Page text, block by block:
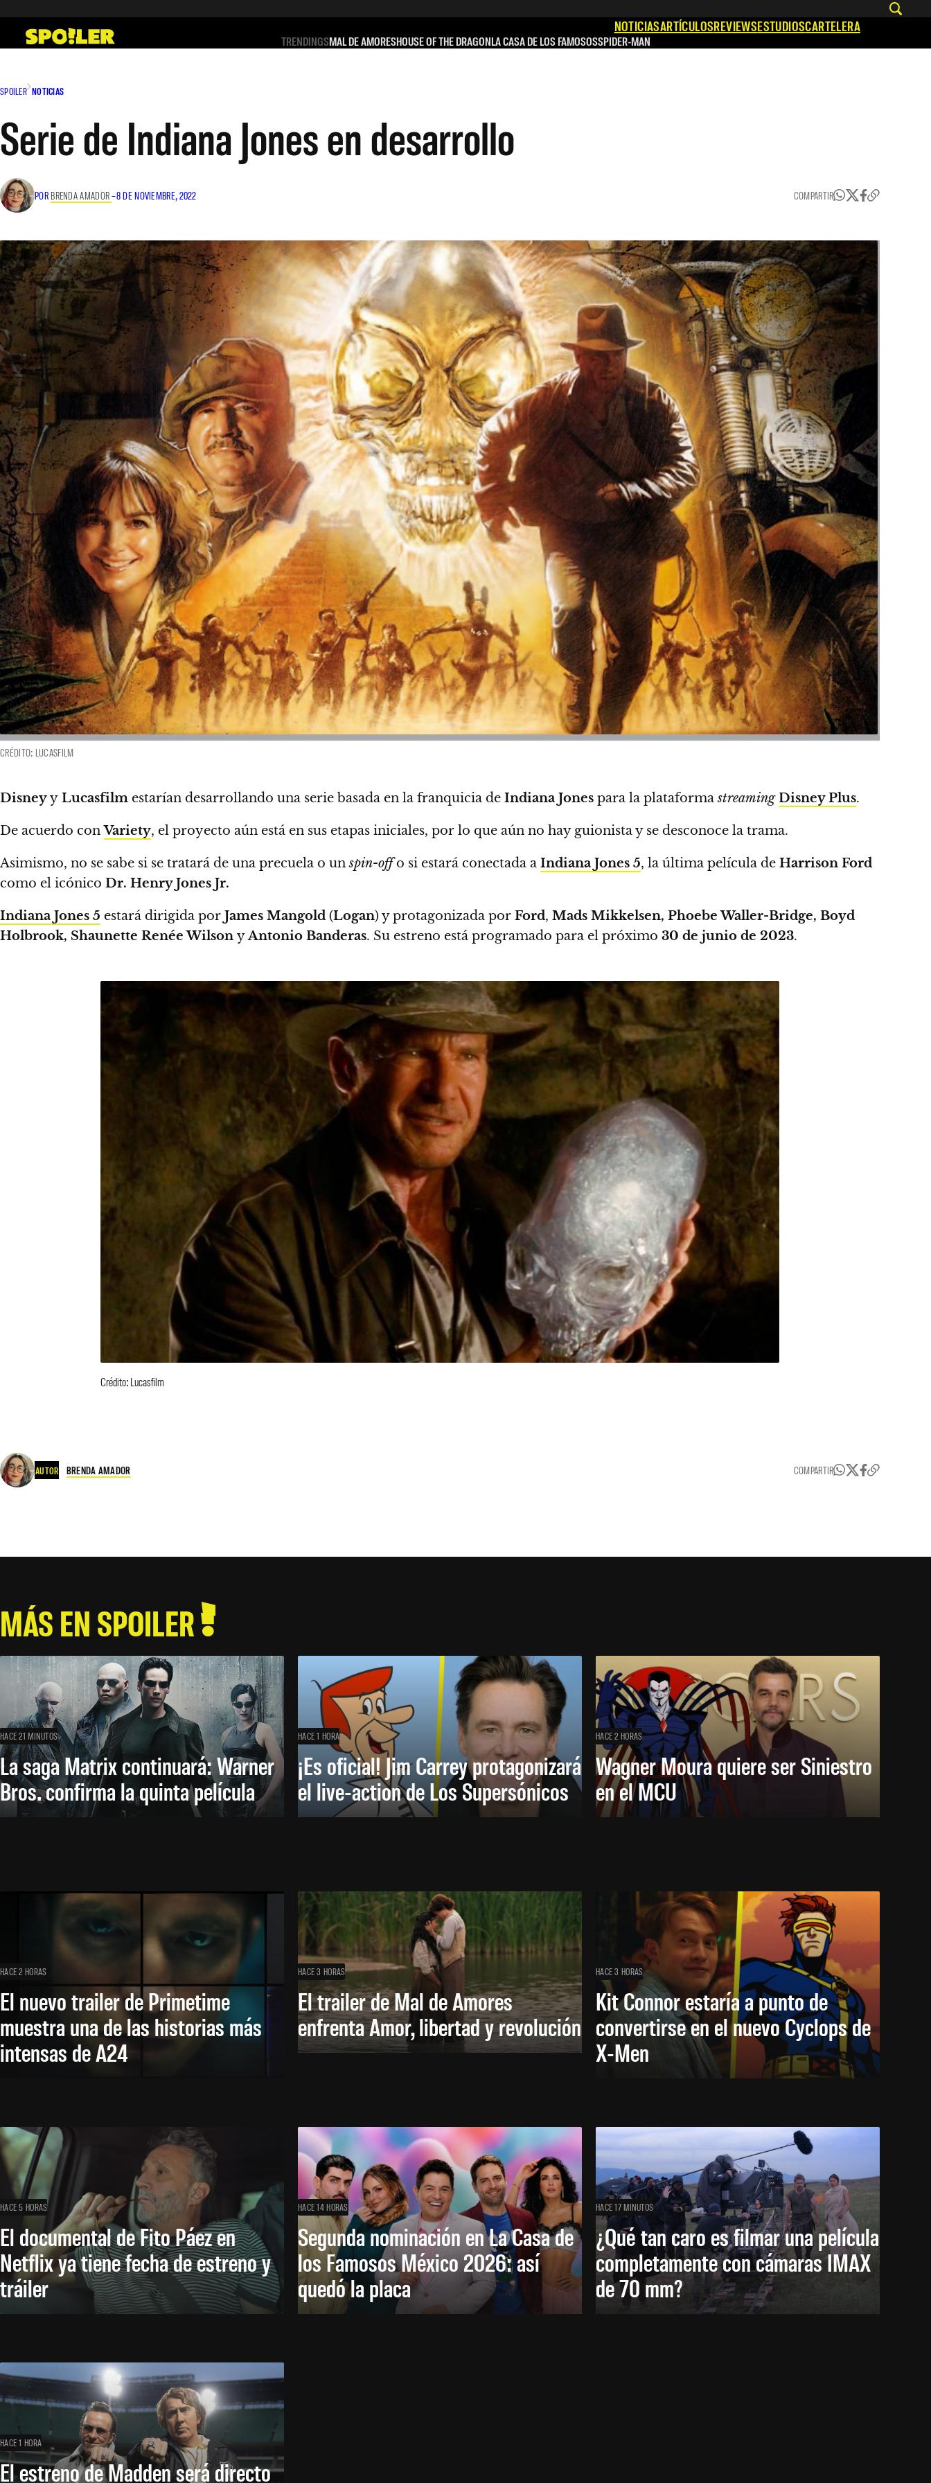
contenido
NOTICIASARTÍCULOSREVIEWSESTUDIOSCARTELERA
TRENDINGSMAL DE AMORESHOUSE OF THE DRAGONLA CASA DE LOS FAMOSOSSPIDER-MAN
SPOILER NOTICIAS
Serie de Indiana Jones en desarrollo
POR BRENDA AMADOR–8 DE NOVIEMBRE, 2022 COMPARTIR
CRÉDITO: LUCASFILM
Disneyy Lucasfilm estarían desarrollando una serie basada en la franquicia de Indiana Jones para la plataformastreaming Disney Plus.
De acuerdo conVariety, el proyecto aún está en sus etapas iniciales, por lo que aún no hay guionista y se desconoce la trama.
Asimismo, no se sabe si se tratará de una precuela o unspin-offo si estará conectada a Indiana Jones 5, la última película de Harrison Ford
como el icónico Dr. Henry Jones Jr.
Indiana Jones 5 estará dirigida por James Mangold (Logan) y protagonizada por Ford, Mads Mikkelsen, Phoebe Waller-Bridge, Boyd
Holbrook, Shaunette Renée Wilson yAntonio Banderas. Su estreno está programado para el próximo 30 de junio de 2023.
Crédito: Lucasfilm
AUTOR BRENDA AMADOR COMPARTIR
MÁS EN SPOILER
HACE 21 MINUTOS
La saga Matrix continuará: Warner
Bros. confirma la quinta película
HACE 1 HORA
¡Es oficial! Jim Carrey protagonizará
el live-action de Los Supersónicos
HACE 2 HORAS
Wagner Moura quiere ser Siniestro
en el MCU
HACE 2 HORAS
El nuevo trailer de Primetime
muestra una de las historias más
intensas de A24
HACE 3 HORAS
El trailer de Mal de Amores
enfrenta Amor, libertad y revolución
HACE 3 HORAS
Kit Connor estaría a punto de
convertirse en el nuevo Cyclops de
X-Men
HACE 5 HORAS
El documental de Fito Páez en
Netflix ya tiene fecha de estreno y
tráiler
HACE 14 HORAS
Segunda nominación en La Casa de
los Famosos México 2026: así
quedó la placa
HACE 17 MINUTOS
¿Qué tan caro es filmar una película
completamente con cámaras IMAX
de 70 mm?
HACE 1 HORA
El estreno de Madden será directo